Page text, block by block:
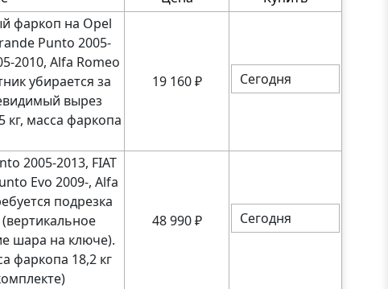
фаркоп на Opel
Punto 2005-
2010, Alfa Romeo
убирается за
вырез
кг, масса фаркопа
19 160₽ Сегодня
2005-2013, FIAT
Evo 2009-, Alfa
подрезка
шара на ключе).
фаркопа 18,2 кг
48 990₽ Сегодня